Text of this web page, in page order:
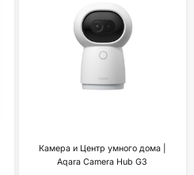
Камера и Центр умного дома |
Aqara Camera Hub G3